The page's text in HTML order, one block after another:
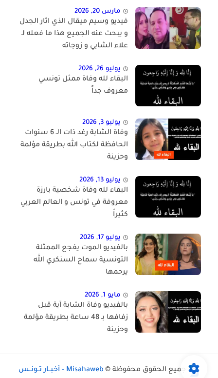
مارس 20, 2026
فيديو وسيم ميقال الذي اثار الجدل
و يبحث عنه الجميع هذا ما فعله لـ
علاء الشابي و زوجاته
يوليو 26, 2026
البقاء لله وفاة ممثل تونسي
معروف جداً
يوليو 3, 2026
وفاة الشابة رغد ذات الـ 6 سنوات
الحافظة لكتاب الله بطريقة مؤلمة
وحزينة
يوليو 13, 2026
البقاء لله وفاة شخصية بارزة
معروفة في تونس و العالم العربي
كثيراً
يوليو 17, 2026
بالفيديو الموت يفجع الممثلة
التونسية سماح السنكري الله
يرحمها
مايو 1, 2026
بالفيديو وفاة الشابة آية قبل
زفافها بـ 48 ساعة بطريقة مؤلمة
وحزينة
جميع الحقوق محفوظة © Misahaweb - أخبــار تــونــس